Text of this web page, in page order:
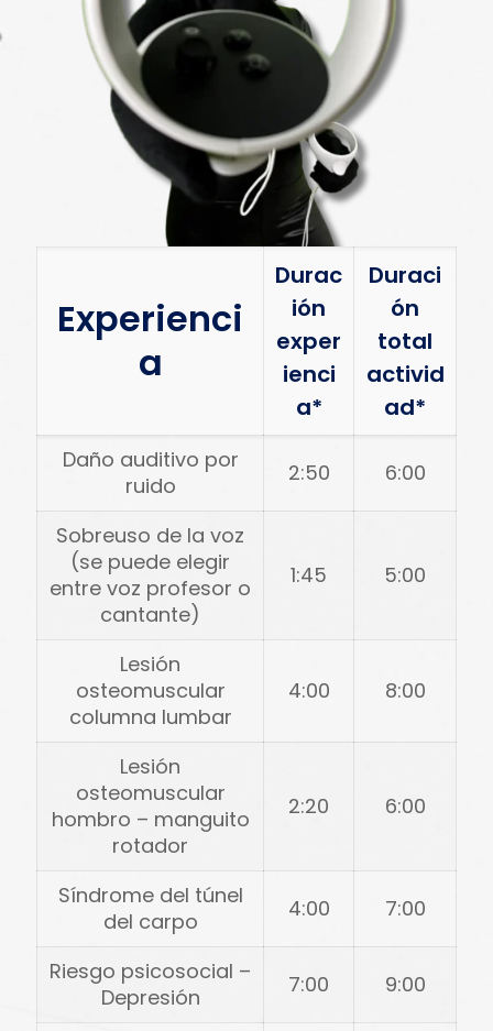
Experienci
a
Durac
ión
exper
ienci
a*
Duraci
ón
total
activid
ad*
Daño auditivo por
ruido
2:50 6:00
Sobreuso de la voz
(se puede elegir
entre voz profesor o
cantante)
1:45 5:00
Lesión
osteomuscular
columna lumbar
4:00 8:00
Lesión
osteomuscular
hombro – manguito
rotador
2:20 6:00
Síndrome del túnel
del carpo
4:00 7:00
Riesgo psicosocial –
Depresión
7:00 9:00